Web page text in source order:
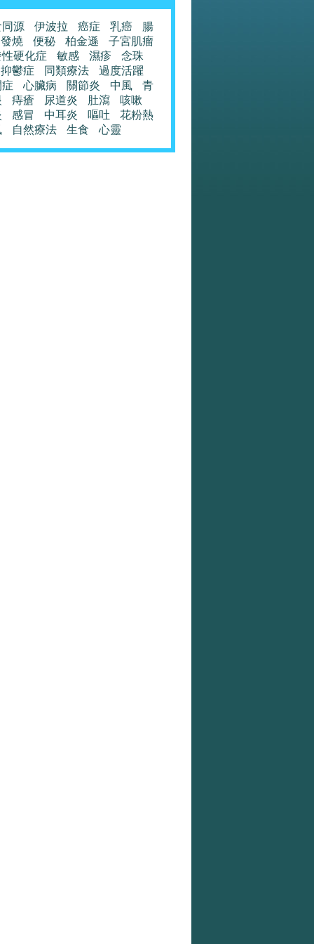
源 伊波拉 癌症 乳癌
腸
發燒
便秘 柏金遜
子宮肌瘤
硬化症
敏感 濕疹
念珠
抑鬱症
同類療法
過度活躍
心臟病 關節炎 中風
青
痔瘡 尿道炎 肚瀉
咳嗽
感冒 中耳炎 嘔吐
花粉熱
自然療法 生食 心靈